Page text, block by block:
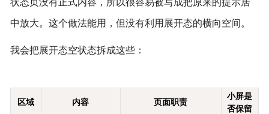
中放大。这个做法能用，但没有利用展开态的横向空间。
我会把展开态空状态拆成这些：
区域 内容 页面职责
小屏是
否保留